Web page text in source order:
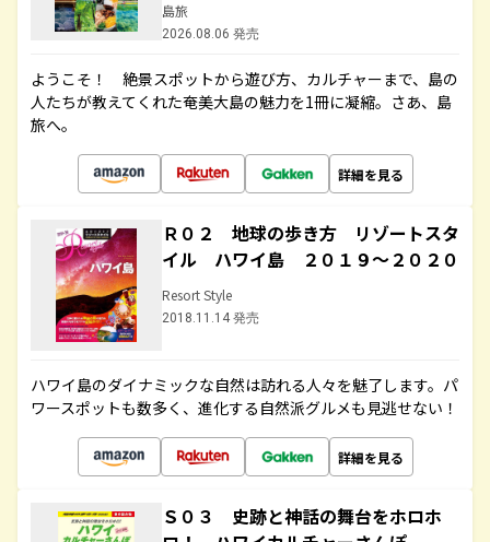
島旅
2026.08.06 発売
ようこそ！ 絶景スポットから遊び方、カルチャーまで、島の
人たちが教えてくれた奄美大島の魅力を1冊に凝縮。さあ、島
旅へ。
詳細を見る
Ｒ０２ 地球の歩き方 リゾートスタ
イル ハワイ島 ２０１９～２０２０
Resort Style
2018.11.14 発売
ハワイ島のダイナミックな自然は訪れる人々を魅了します。パ
ワースポットも数多く、進化する自然派グルメも見逃せない！
詳細を見る
Ｓ０３ 史跡と神話の舞台をホロホ